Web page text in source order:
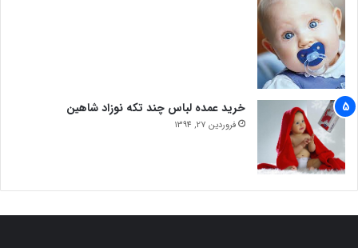
خرید عمده لباس چند تکه نوزاد شاهین
فروردین 27, 1394